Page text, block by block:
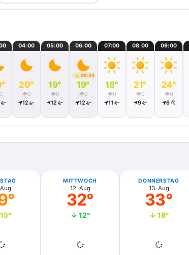
04:00
20°
0
12
05:00
19°
0
12
06:00
06:04
19°
0
12
07:00
18°
0
11
08:00
21°
0
9
09:00
24°
0
6
MITTWOCH
12. Aug
32°
↓ 12°
DONNERSTAG
13. Aug
33°
↓ 18°